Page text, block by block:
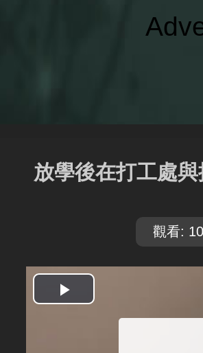
放學後在打工處
觀看:
開